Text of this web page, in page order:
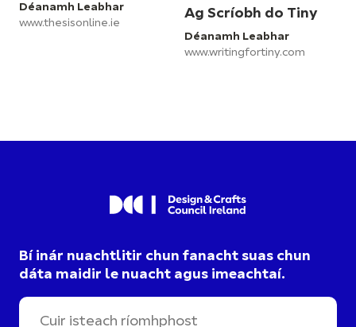
Déanamh Leabhar
www.thesisonline.ie
Ag Scríobh do Tiny
Déanamh Leabhar
www.writingfortiny.com
Bí inár nuachtlitir chun fanacht suas chun
dáta maidir le nuacht agus imeachtaí.